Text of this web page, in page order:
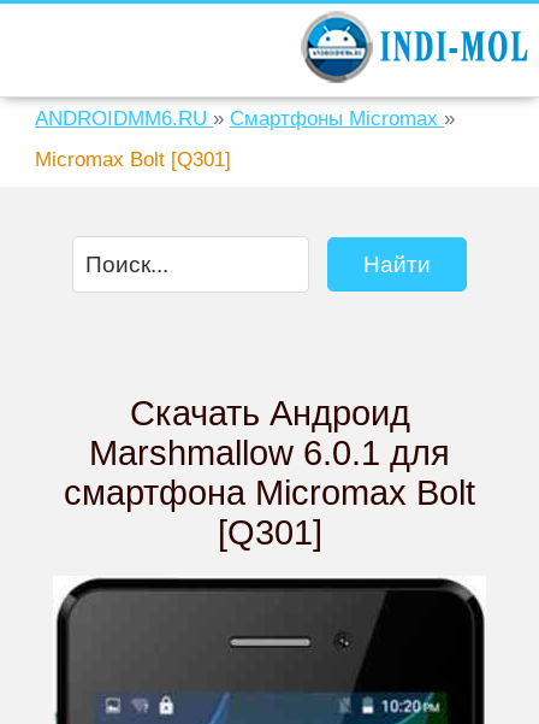
ANDROIDMM6.RU » Смартфоны Micromax »
Micromax Bolt [Q301]
Скачать Андроид
Marshmallow 6.0.1 для
смартфона Micromax Bolt
[Q301]